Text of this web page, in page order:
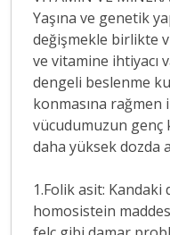
Yaşına ve genetik
değişmekle birlikte
ve vitamine ihtiyacı
dengeli beslenme
konmasına
vücudumuzun genç
daha yüksek dozda
1.Folik asit: Kandaki
homosistein